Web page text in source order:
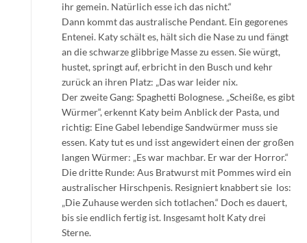
ihr gemein. Natürlich esse ich das nicht.“
Dann kommt das australische Pendant. Ein gegorenes
Entenei. Katy schält es, hält sich die Nase zu und fängt
an die schwarze glibbrige Masse zu essen. Sie würgt,
hustet, springt auf, erbricht in den Busch und kehr
zurück an ihren Platz: „Das war leider nix.
Der zweite Gang: Spaghetti Bolognese. „Scheiße, es gibt
Würmer“, erkennt Katy beim Anblick der Pasta, und
richtig: Eine Gabel lebendige Sandwürmer muss sie
essen. Katy tut es und isst angewidert einen der großen
langen Würmer: „Es war machbar. Er war der Horror.“
Die dritte Runde: Aus Bratwurst mit Pommes wird ein
australischer Hirschpenis. Resigniert knabbert sie los:
„Die Zuhause werden sich totlachen.“ Doch es dauert,
bis sie endlich fertig ist. Insgesamt holt Katy drei
Sterne.